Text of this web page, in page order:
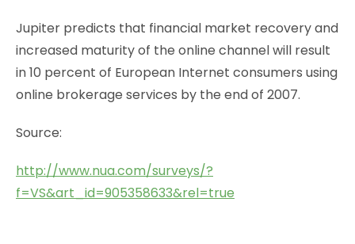
Jupiter predicts that financial market recovery and
increased maturity of the online channel will result
in 10 percent of European Internet consumers using
online brokerage services by the end of 2007.
Source:
http://www.nua.com/surveys/?
f=VS&art_id=905358633&rel=true